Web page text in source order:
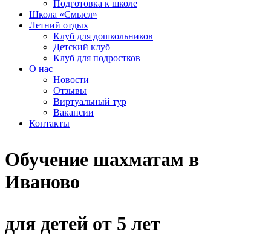
Подготовка к школе
Школа «Смысл»
Летний отдых
Клуб для дошкольников
Детский клуб
Клуб для подростков
О нас
Новости
Отзывы
Виртуальный тур
Вакансии
Контакты
Обучение шахматам в
Иваново
для детей от 5 лет